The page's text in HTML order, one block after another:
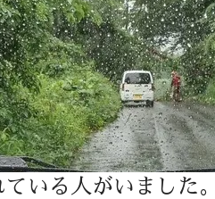
いる人がいました